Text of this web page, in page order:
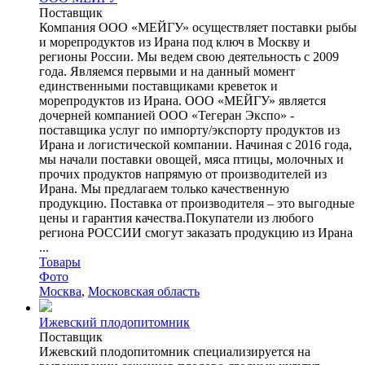
Поставщик
Компания ООО «МЕЙГУ» осуществляет поставки рыбы
и морепродуктов из Ирана под ключ в Москву и
регионы России. Мы ведем свою деятельность с 2009
года. Являемся первыми и на данный момент
единственными поставщиками креветок и
морепродуктов из Ирана. ООО «МЕЙГУ» является
дочерней компанией ООО «Тегеран Экспо» -
поставщика услуг по импорту/экспорту продуктов из
Ирана и логистической компании. Начиная с 2016 года,
мы начали поставки овощей, мяса птицы, молочных и
прочих продуктов напрямую от производителей из
Ирана. Мы предлагаем только качественную
продукцию. Поставка от производителя – это выгодные
цены и гарантия качества.Покупатели из любого
региона РОССИИ смогут заказать продукцию из Ирана
...
Товары
Фото
Москва, Московская область
Ижевский плодопитомник
Поставщик
Ижевский плодопитомник специализируется на